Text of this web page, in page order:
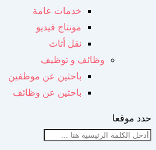
خدمات عامة
مونتاج فيديو
نقل أثاث
وظائف و توظيف
باحثين عن موظفين
باحثين عن وظائف
حدد موقعا